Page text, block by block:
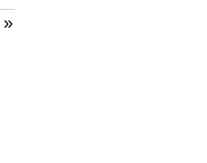
»